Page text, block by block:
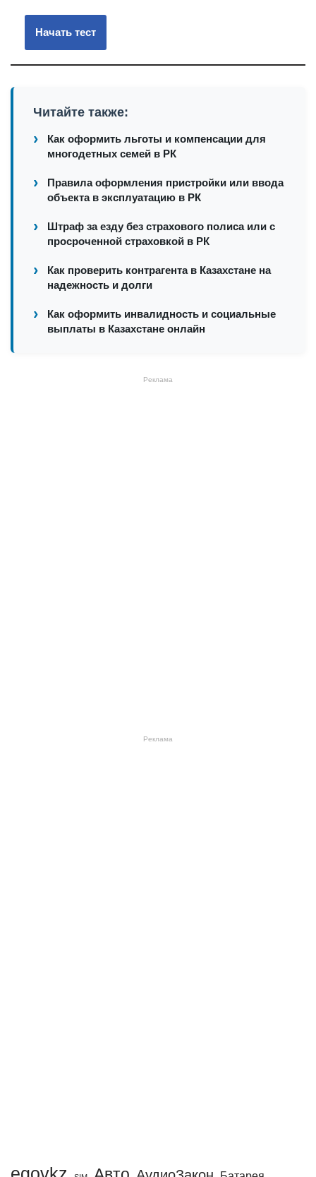
Читайте также:
Как оформить льготы и компенсации для
многодетных семей в РК
Правила оформления пристройки или ввода
объекта в эксплуатацию в РК
Штраф за езду без страхового полиса или с
просроченной страховкой в РК
Как проверить контрагента в Казахстане на
надежность и долги
Как оформить инвалидность и социальные
выплаты в Казахстане онлайн
Реклама
Реклама